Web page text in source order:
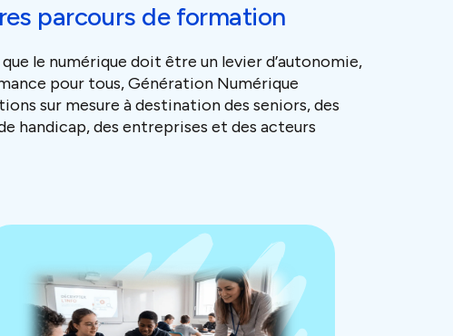
parcours de formation
le numérique doit être un levier d’autonomie,
pour tous, Génération Numérique
sur mesure à destination des seniors, des
handicap, des entreprises et des acteurs